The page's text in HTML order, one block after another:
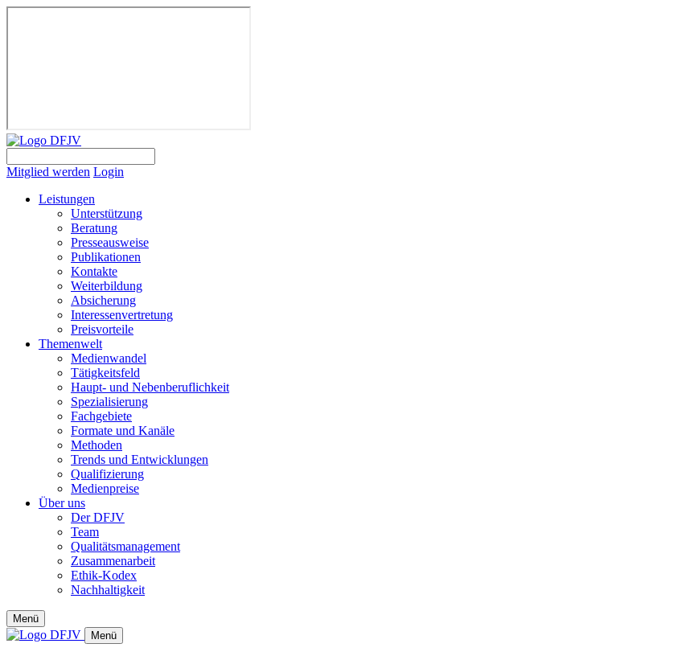
Mitglied werden Login
Leistungen
Unterstützung
Beratung
Presseausweise
Publikationen
Kontakte
Weiterbildung
Absicherung
Interessenvertretung
Preisvorteile
Themenwelt
Medienwandel
Tätigkeitsfeld
Haupt- und Nebenberuflichkeit
Spezialisierung
Fachgebiete
Formate und Kanäle
Methoden
Trends und Entwicklungen
Qualifizierung
Medienpreise
Über uns
Der DFJV
Team
Qualitätsmanagement
Zusammenarbeit
Ethik-Kodex
Nachhaltigkeit
Menü
Menü